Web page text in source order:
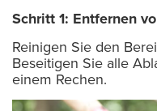
Schritt 1: Entfernen
Reinigen Sie den
Beseitigen Sie alle
einem Rechen.